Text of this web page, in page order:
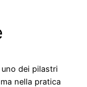
dei pilastri
nella pratica